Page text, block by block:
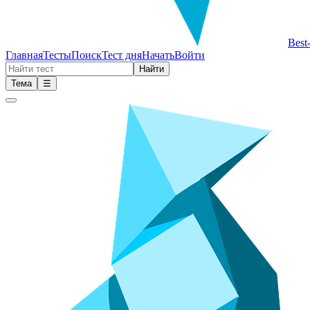
ГлавнаяТестыПоискТест дняНачатьВойти
Найти
Тема
☰